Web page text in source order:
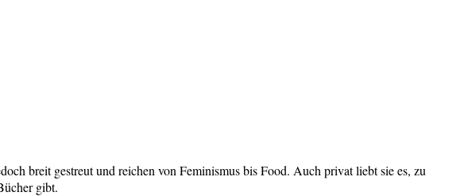
breit gestreut und reichen von Feminismus bis Food. Auch privat liebt sie es, zu
gibt.